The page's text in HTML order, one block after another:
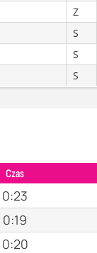
Z
S
S
S
Czas
0:23
0:19
0:20